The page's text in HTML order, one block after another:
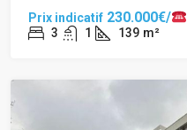
Prix indicatif 230.000€/
3 1 139 m²